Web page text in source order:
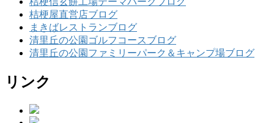
桔梗屋直営店ブログ
まきばレストランブログ
清里丘の公園ゴルフコースブログ
清里丘の公園ファミリーパーク＆キャンプ場ブログ
リンク